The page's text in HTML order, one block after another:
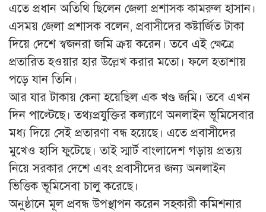
এতে প্রধান অতিথি ছিলেন জেলা প্রশাসক কামরুল হাসান।
এসময় জেলা প্রশাসক বলেন, প্রবাসীদের কষ্টার্জিত টাকা
দিয়ে দেশে স্বজনরা জমি ক্রয় করেন। তবে এই ক্ষেত্রে
প্রতারিত হওয়ার হার উল্লেখ করার মতো। ফলে হতাশায়
পড়ে যান তিনি।
আর যার টাকায় কেনা হয়েছিল এক খণ্ড জমি। তবে এখন
দিন পাল্টেছে। তথ্যপ্রযুক্তির কল্যাণে অনলাইন ভূমিসেবার
মধ্য দিয়ে সেই প্রতারণা বন্ধ হয়েছে। এতে প্রবাসীদের
মুখেও হাসি ফুটেছে। তাই স্মার্ট বাংলাদেশ গড়ায় প্রত্যয়
নিয়ে সরকার দেশে এবং প্রবাসীদের জন্য অনলাইন
ভিত্তিক ভূমিসেবা চালু করেছে।
অনুষ্ঠানে মূল প্রবন্ধ উপস্থাপন করেন সহকারী কমিশনার